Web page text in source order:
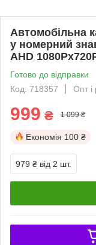
Автомобільна
у номерний
AHD
Готово до відправки
Код: 718357
Опт і
999 ₴ 1 099 ₴
Економія 100 ₴
979 ₴ від 2 шт.